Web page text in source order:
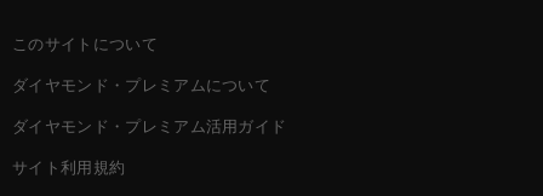
このサイトについて
ダイヤモンド・プレミアムについて
ダイヤモンド・プレミアム活用ガイド
サイト利用規約